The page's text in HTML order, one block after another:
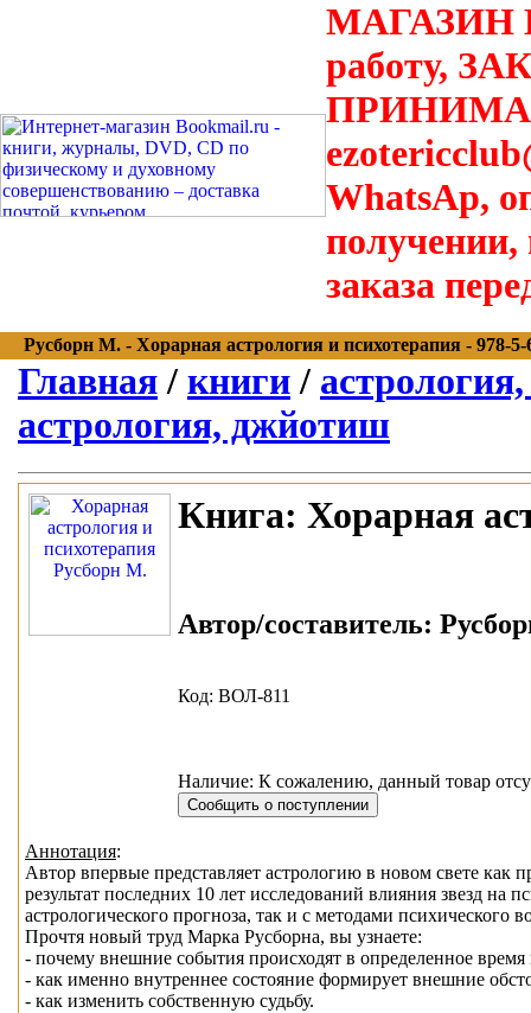
МАГАЗИН
работу,
WhatsAp,
получении,
заказа
Русборн М. - Хорарная астрология и психотерапия - 978-5-
Главная / книги /
астрология, джйотиш
Книга: Хорарная
Автор/составитель:
Код: ВОЛ-811
Наличие: К сожалению, данный товар
Аннотация:
Автор впервые представляет астрологию в новом свете
результат последних 10 лет исследований влияния звезд на
астрологического прогноза, так и с методами психического
Прочтя новый труд Марка Русборна, вы узнаете:
- почему внешние события происходят в определенное время
- как именно внутреннее состояние формирует внешние
- как изменить собственную судьбу.